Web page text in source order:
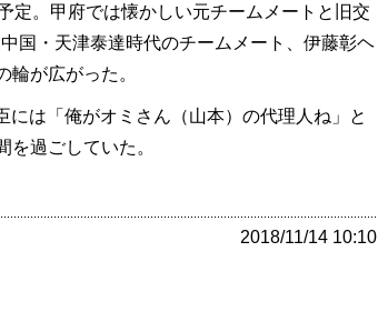
定。甲府では懐かしい元チームメートと旧交
国・天津泰達時代のチームメート、伊藤彰ヘ
が広がった。
は「俺がオミさん（山本）の代理人ね」と
を過ごしていた。
2018/11/14 10:10